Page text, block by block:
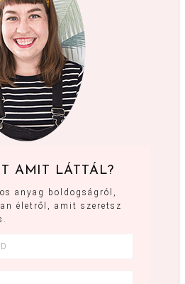
AMIT LÁTTÁL?
anyag boldogságról,
életről, amit szeretsz